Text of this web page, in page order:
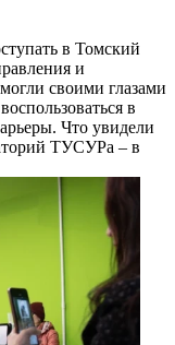
в Томский
и
своими глазами
в
Что увидели
ТУСУРа – в